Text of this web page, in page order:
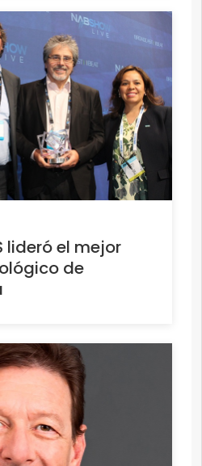
lideró el mejor
de